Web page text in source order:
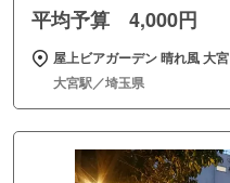
平均予算 4,000円
屋上ビアガーデン 晴れ風 大宮
大宮駅／埼玉県